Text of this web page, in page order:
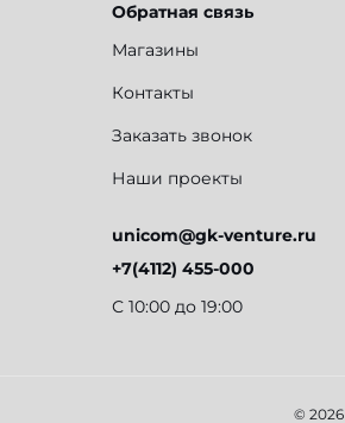
Обратная связь
Магазины
Контакты
Заказать звонок
Наши проекты
unicom@gk-venture.ru
+7(4112) 455-000
С 10:00 до 19:00
© 2026